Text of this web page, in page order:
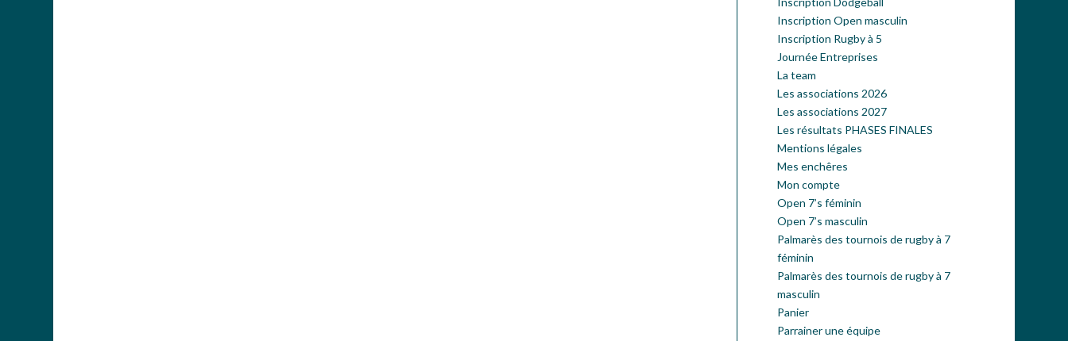
Inscription Open masculin
Inscription Rugby à 5
Journée Entreprises
La team
Les associations 2026
Les associations 2027
Les résultats PHASES FINALES
Mentions légales
Mes enchêres
Mon compte
Open 7’s féminin
Open 7’s masculin
Palmarès des tournois de rugby à 7
féminin
Palmarès des tournois de rugby à 7
masculin
Panier
Parrainer une équipe